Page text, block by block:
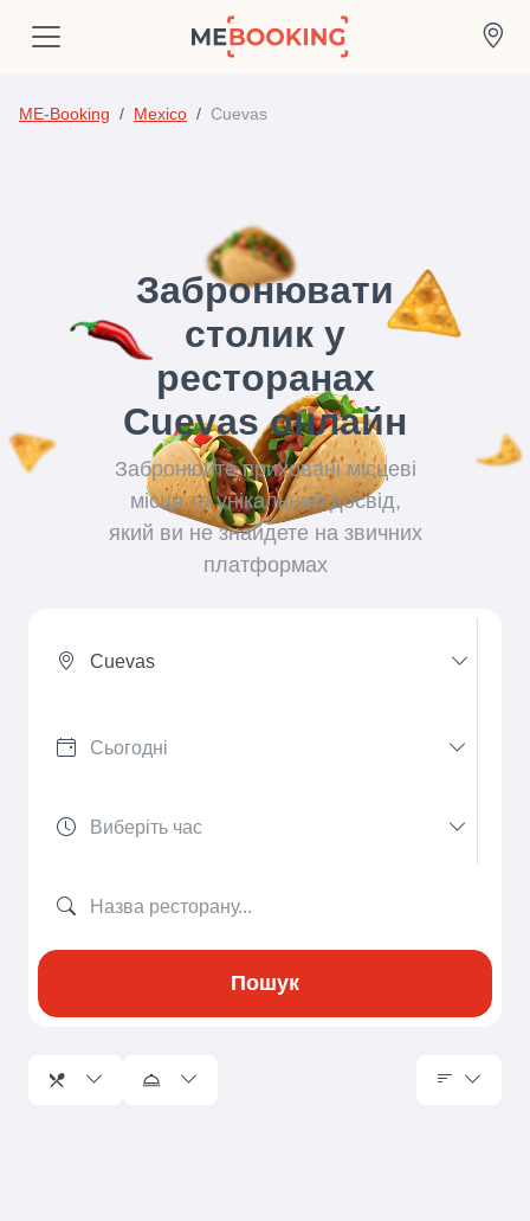
ME-Booking Mexico Cuevas
Забронювати
столик у
ресторанах
Cuevas онлайн
Забронюйте приховані місцеві
місця та унікальний досвід,
який ви не знайдете на звичних
платформах
Cuevas
Пошук